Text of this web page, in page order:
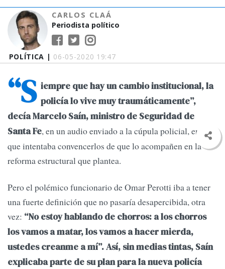
POLÍTICA | 06-05-2020 19:47
CARLOS CLAÁ
Periodista político
“S iempre que hay un cambio institucional, la
policía lo vive muy traumáticamente”,
decía Marcelo Saín, ministro de Seguridad de
Santa Fe, en un audio enviado a la cúpula policial, en el
que intentaba convencerlos de que lo acompañen en la
reforma estructural que plantea.
Pero el polémico funcionario de Omar Perotti iba a tener
una fuerte definición que no pasaría desapercibida, otra
vez: “No estoy hablando de chorros: a los chorros
los vamos a matar, los vamos a hacer mierda,
ustedes creanme a mí”. Así, sin medias tintas, Saín
explicaba parte de su plan para la nueva policía